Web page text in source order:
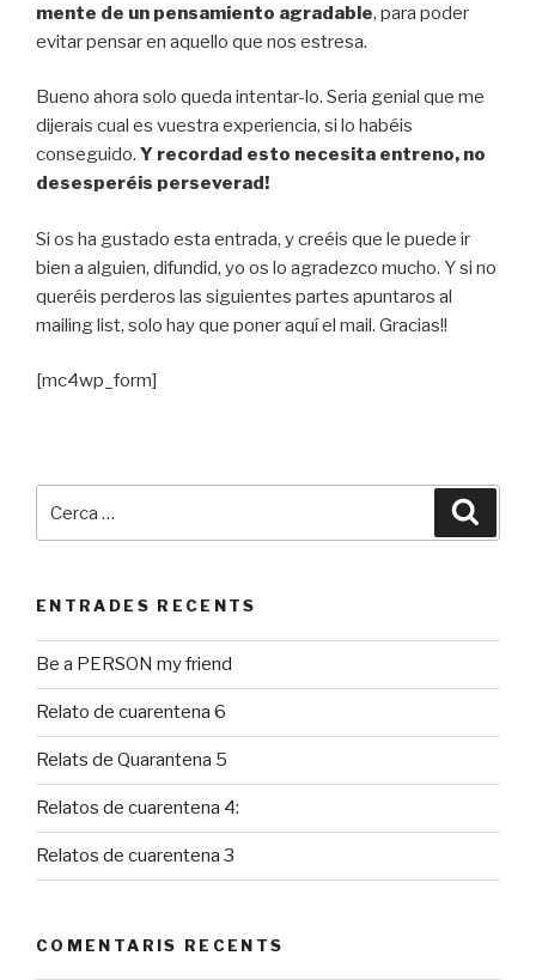
mente de un pensamiento agradable, para poder
evitar pensar en aquello que nos estresa.
Bueno ahora solo queda intentar-lo. Seria genial que me
dijerais cual es vuestra experiencia, si lo habéis
conseguido. Y recordad esto necesita entreno, no
desesperéis perseverad!
Si os ha gustado esta entrada, y creéis que le puede ir
bien a alguien, difundid, yo os lo agradezco mucho. Y si no
queréis perderos las siguientes partes apuntaros al
mailing list, solo hay que poner aquí el mail. Gracias!!
[mc4wp_form]
ENTRADES RECENTS
Be a PERSON my friend
Relato de cuarentena 6
Relats de Quarantena 5
Relatos de cuarentena 4:
Relatos de cuarentena 3
COMENTARIS RECENTS